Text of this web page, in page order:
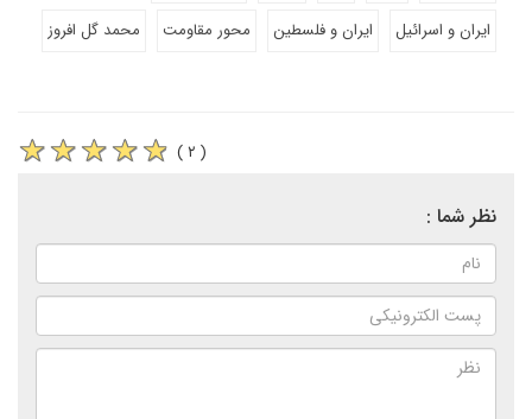
ایران و اسرائیل
ایران و فلسطین محور مقاومت محمد گل افروز
( ۲ )
نظر شما :